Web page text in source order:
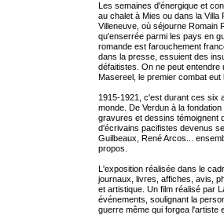
Les semaines d'énergique et
au chalet à Mies ou dans la
Villeneuve, où séjourne Romain
qu'enserrée parmi les pays en
romande est farouchement
dans la presse, essuient des
défaitistes. On ne peut
Masereel, le premier combat eut
1915-1921, c'est durant ces six
monde. De Verdun à la
gravures et dessins témoignent
d'écrivains pacifistes devenus
Guilbeaux, René Arcos...
propos.
L'exposition réalisée dans le
journaux, livres, affiches, avis,
et artistique. Un film réalisé par
événements, soulignant la
guerre même qui forgea l'artiste